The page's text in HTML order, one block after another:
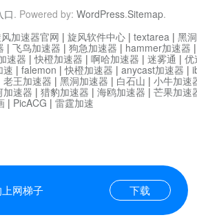
口. Powered by: WordPress.Sitemap.
网梯子 下载
加速器官网 | 旋风软件中心 | textarea | 黑
| 飞鸟加速器 | 狗急加速器 | hammer加速器
速器 |快橙加速器 | 啊哈加速器 | 迷雾通 | 优
速 | falemon |快橙加速器 | anycast加速器 |
老王加速器 | 黑洞加速器 | 白石山 | 小牛加速
加速器 | 猎豹加速器 | 海鸥加速器 | 芒果加速
| PicACG | 雷霆加速